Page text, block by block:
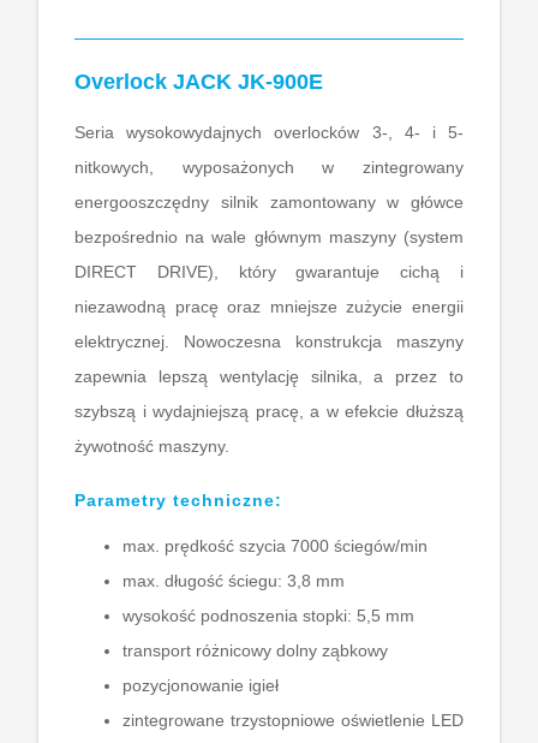
Overlock JACK JK-900E
Seria wysokowydajnych overlocków 3-, 4- i 5-
nitkowych, wyposażonych w zintegrowany
energooszczędny silnik zamontowany w główce
bezpośrednio na wale głównym maszyny (system
DIRECT DRIVE), który gwarantuje cichą i
niezawodną pracę oraz mniejsze zużycie energii
elektrycznej. Nowoczesna konstrukcja maszyny
zapewnia lepszą wentylację silnika, a przez to
szybszą i wydajniejszą pracę, a w efekcie dłuższą
żywotność maszyny.
Parametry techniczne:
max. prędkość szycia 7000 ściegów/min
max. długość ściegu: 3,8 mm
wysokość podnoszenia stopki: 5,5 mm
transport różnicowy dolny ząbkowy
pozycjonowanie igieł
zintegrowane trzystopniowe oświetlenie LED